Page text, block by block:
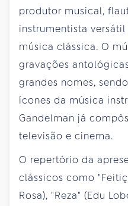
produtor musical,
instrumentista
música clássica. O
gravações
grandes nomes,
ícones da música
Gandelman já
televisão e cinema.
O repertório da
clássicos como
Rosa), "Reza" (Edu